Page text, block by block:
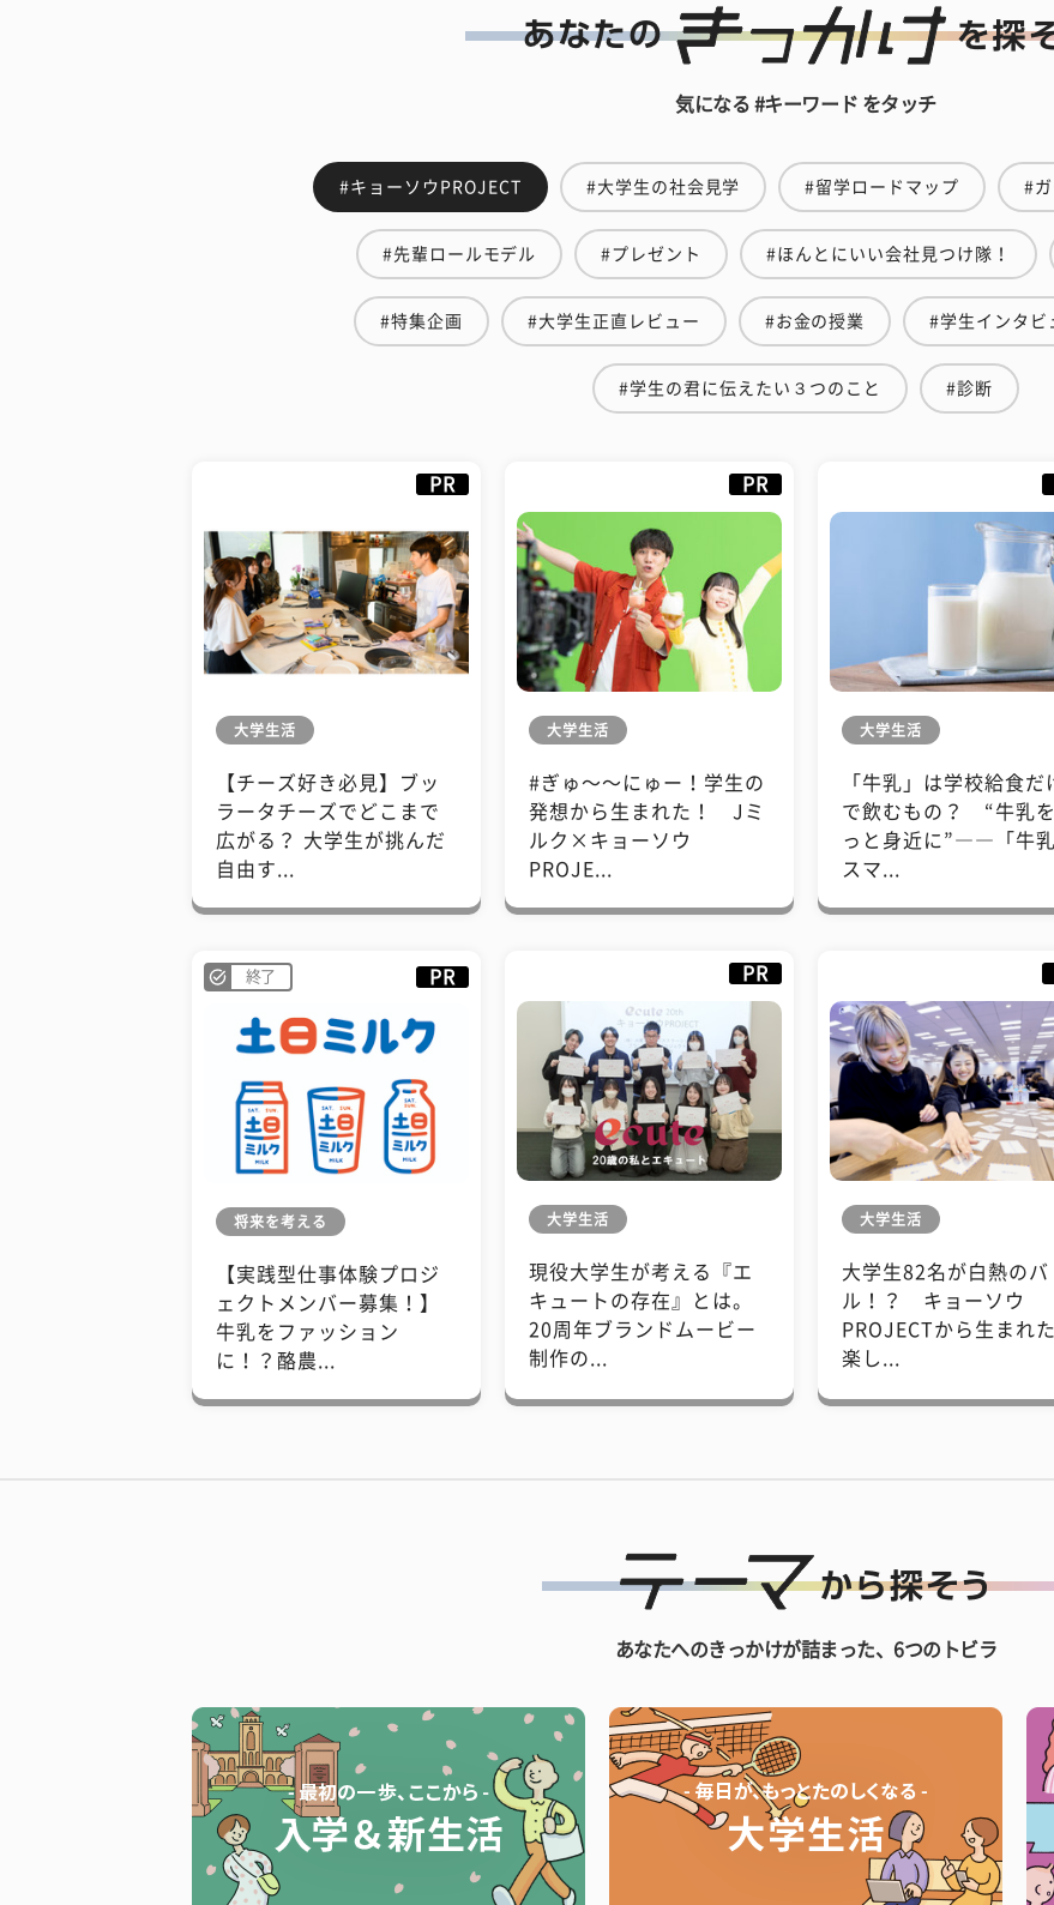
気になる #キーワード をタッチ
#キョーソウPROJECT #大学生の社会見学 #留学ロードマップ #
#先輩ロールモデル #プレゼント #ほんとにいい会社見つけ隊！
#特集企画 #大学生正直レビュー #お金の授業 #学生インタビ
#学生の君に伝えたい３つのこと #診断
PR
大学生活
【チーズ好き必見】ブッ
ラータチーズでどこまで
広がる？ 大学生が挑んだ
自由す...
PR
大学生活
#ぎゅ〜〜にゅー！学生の
発想から生まれた！ Jミ
ルク×キョーソウ
PROJE...
大学生活
「牛乳」は学校給食だ
で飲むもの？ “牛乳
っと身近に”――「牛
スマ...
終了 PR
将来を考える
【実践型仕事体験プロジ
ェクトメンバー募集！】
牛乳をファッション
に！？酪農...
PR
大学生活
現役大学生が考える『エ
キュートの存在』とは。
20周年ブランドムービー
制作の...
大学生活
大学生82名が白熱のバ
ル！？ キョーソウ
PROJECTから生まれた
楽し...
あなたへのきっかけが詰まった、6つのトビラ